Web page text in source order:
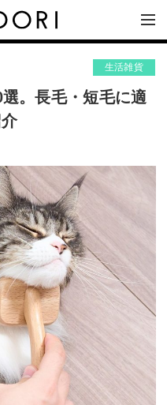
生活雑貨
。長毛・短毛に適